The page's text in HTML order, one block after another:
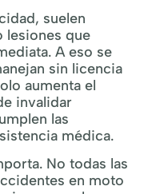
suelen
lesiones que
A eso se
sin licencia
aumenta el
invalidar
las
médica.
No todas las
en moto